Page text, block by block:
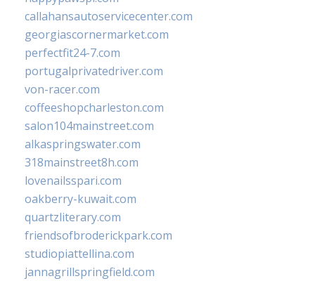
callahansautoservicecenter.com
georgiascornermarket.com
perfectfit24-7.com
portugalprivatedriver.com
von-racer.com
coffeeshopcharleston.com
salon104mainstreet.com
alkaspringswater.com
318mainstreet8h.com
lovenailsspari.com
oakberry-kuwait.com
quartzliterary.com
friendsofbroderickpark.com
studiopiattellina.com
jannagrillspringfield.com